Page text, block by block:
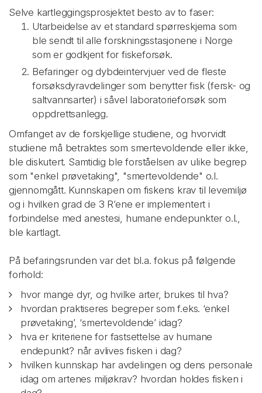
Selve kartleggingsprosjektet besto av to faser:
Utarbeidelse av et standard spørreskjema som
ble sendt til alle forskningsstasjonene i Norge
som er godkjent for fiskeforsøk.
Befaringer og dybdeintervjuer ved de fleste
forsøksdyravdelinger som benytter fisk (fersk- og
saltvannsarter) i såvel laboratorieforsøk som
oppdrettsanlegg.
Omfanget av de forskjellige studiene, og hvorvidt
studiene må betraktes som smertevoldende eller ikke,
ble diskutert. Samtidig ble forståelsen av ulike begrep
som "enkel prøvetaking", "smertevoldende" o.l.
gjennomgått. Kunnskapen om fiskens krav til levemiljø
og i hvilken grad de 3 R’ene er implementert i
forbindelse med anestesi, humane endepunkter o.l.,
ble kartlagt.
På befaringsrunden var det bl.a. fokus på følgende
forhold:
hvor mange dyr, og hvilke arter, brukes til hva?
hvordan praktiseres begreper som f.eks. ‘enkel
prøvetaking’, ‘smertevoldende’ idag?
hva er kriteriene for fastsettelse av humane
endepunkt? når avlives fisken i dag?
hvilken kunnskap har avdelingen og dens personale
idag om artenes miljøkrav? hvordan holdes fisken i